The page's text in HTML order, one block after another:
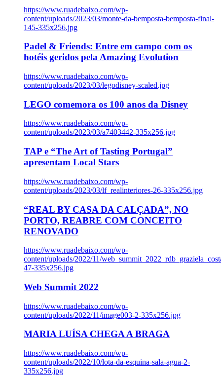
https://www.ruadebaixo.com/wp-
content/uploads/2023/03/monte-da-bemposta-bemposta-final-
145-335x256.jpg
Padel & Friends: Entre em campo com os
hotéis geridos pela Amazing Evolution
https://www.ruadebaixo.com/wp-
content/uploads/2023/03/legodisney-scaled.jpg
LEGO comemora os 100 anos da Disney
https://www.ruadebaixo.com/wp-
content/uploads/2023/03/a7403442-335x256.jpg
TAP e “The Art of Tasting Portugal”
apresentam Local Stars
https://www.ruadebaixo.com/wp-
content/uploads/2023/03/lf_realinteriores-26-335x256.jpg
“REAL BY CASA DA CALÇADA”, NO
PORTO, REABRE COM CONCEITO
RENOVADO
https://www.ruadebaixo.com/wp-
content/uploads/2022/11/
47-335x256.jpg
Web Summit 2022
https://www.ruadebaixo.com/wp-
content/uploads/2022/11/image003-2-335x256.jpg
MARIA LUÍSA CHEGA A BRAGA
https://www.ruadebaixo.com/wp-
content/uploads/2022/10/lota-da-esquina-sala-agua-2-
335x256.jpg